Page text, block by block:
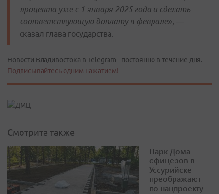
процента уже с 1 января 2025 года и сделать
соответствующую доплату в феврале», —
сказал глава государства.
Новости Владивостока в Telegram - постоянно в течение дня.
Подписывайтесь одним нажатием!
Смотрите также
Парк Дома
офицеров в
Уссурийске
преображают
по нацпроекту